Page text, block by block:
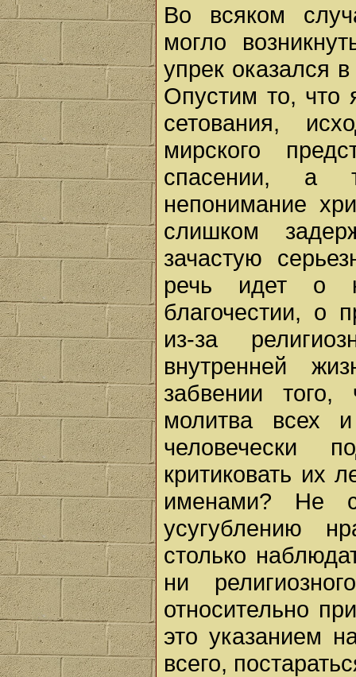
Во всяком
могло
упрек оказался
Опустим то, что
сетования,
мирского
спасении, а
непонимание
слишком
зачастую
речь идет о
благочестии, о
из-за
внутренней
забвении
молитва всех
человечески
критиковать их
именами? Не
усугублению
столько
ни
относительно
это указанием
всего,